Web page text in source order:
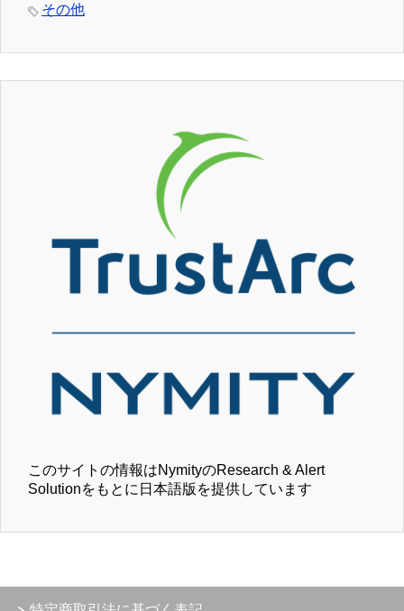
その他
このサイトの情報はNymityのResearch & Alert
Solutionをもとに日本語版を提供しています